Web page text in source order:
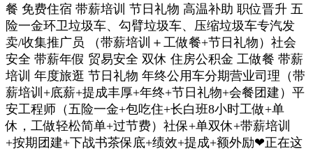
餐 免费住宿 带薪培训 节日礼物 高温补助 职位晋升 五
险一金环卫垃圾车、勾臂垃圾车、压缩垃圾车专汽发
卖/收集推广员 （带薪培训＋工做餐+节日礼物）社会
安全 带薪年假 贸易安全 双休 住房公积金 工做餐 带薪
培训 年度旅逛 节日礼物 年终公用车分期营业司理（带
薪培训+底薪+提成丰厚+年终+节日礼物+会餐团建）平
安工程师（五险一金+包吃住+长白班8小时工做+单
休，工做轻松简单+过节费）社保+单双休+带薪培训
+按期团建+下战书茶保底+绩效+提成+额外励❤正在这